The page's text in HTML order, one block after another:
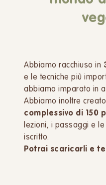
Abbiamo racchiuso in
e le tecniche più
abbiamo imparato in
Abbiamo inoltre creato
complessivo di 150
lezioni, i passaggi e
iscritto.
Potrai scaricarli e